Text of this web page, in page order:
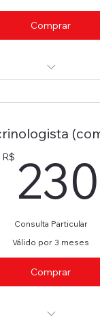
Comprar
R$ 230
Consulta Particular
Válido por 3 meses
Comprar